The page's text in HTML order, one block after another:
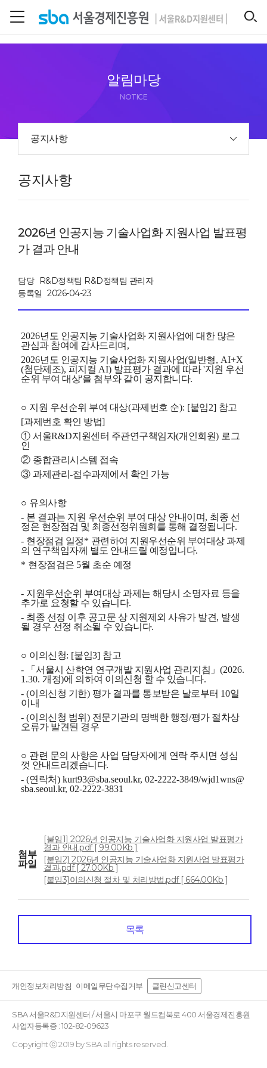
알림마당
NOTICE
공지사항
공지사항
2026년 인공지능 기술사업화 지원사업 발표평
가 결과 안내
담당
R&D정책팀 R&D정책팀 관리자
등록일 2026-04-23
2026년도 인공지능 기술사업화 지원사업에 대한 많은
관심과 참여에 감사드리며 ,
2026년도 인공지능 기술사업화 지원사업(일반형, AI+X
(첨단제조), 피지컬 AI) 발표평가 결과에 따라'지원 우선
순위 부여 대상'을 첨부와 같이 공지합니다.
○ 지원 우선순위 부여 대상(과제번호 순): [붙임2] 참고
[과제번호 확인 방법]
① 서울R&D지원센터 주관연구책임자(개인회원) 로그
인
② 종합관리시스템 접속
③ 과제관리 -접수과제에서 확인 가능
○ 유의사항
- 본 결과는 지원 우선순위 부여 대상 안내이며, 최종 선
정은 현장점검 및 최종선정위원회를 통해 결정됩니다.
- 현장점검 일정* 관련하여 지원우선순위 부여대상 과제
의 연구책임자께 별도 안내드릴 예정입니다.
* 현장점검은 5월 초순 예정
- 지원우선순위 부여대상 과제는 해당시 소명자료 등을
추가로 요청할 수 있습니다.
- 최종 선정 이후 공고문 상 지원제외 사유가 발견, 발생
될 경우 선정 취소될 수 있습니다.
○ 이의신청: [붙임3] 참고
-
「 서울시 산학연 연구개발 지원사업 관리지침 」 (2026.
1.30. 개정)에 의하여 이의신청 할 수 있습니다.
- (이의신청 기한) 평가 결과를 통보받은 날로부터 10일
이내
- (이의신청 범위 ) 전문기관의 명백한 행정/평가 절차상
오류가 발견된 경우
○ 관련 문의 사항은 사업 담당자에게 연락 주시면 성심
껏 안내드리겠습니다.
- (연락처) kurt93@sba.seoul.kr, 02-2222-3849/wjd1wns@
sba.seoul.kr, 02-2222-3831
첨부
파일
[붙임1] 2026년 인공지능 기술사업화 지원사업 발표평가
결과 안내.pdf [ 99.00Kb ]
[붙임2] 2026년 인공지능 기술사업화 지원사업 발표평가
결과.pdf [ 27.00Kb ]
[붙임3]이의신청 절차 및 처리방법.pdf [ 664.00Kb ]
목록
개인정보처리방침 이메일무단수집거부 클린신고센터
SBA 서울R&D지원센터 / 서울시 마포구 월드컵북로 400 서울경제진흥원
사업자등록증 : 102-82-09623
Copyright ⓒ 2019 by SBA all rights reserved.